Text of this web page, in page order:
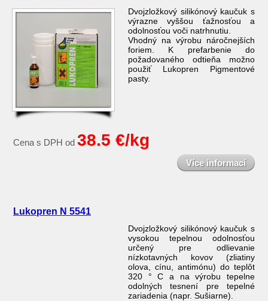
Dvojzložkový silikónový kaučuk s
výrazne vyššou ťažnosťou a
odolnosťou voči natrhnutiu.
Vhodný na výrobu náročnejších
foriem. K prefarbenie do
požadovaného odtieňa možno
použiť Lukopren Pigmentové
pasty.
Cena s DPH od 38.5 €/kg
Více informací
Lukopren N 5541
Dvojzložkový silikónový kaučuk s
vysokou tepelnou odolnosťou
určený pre odlievanie
nízkotavných kovov (zliatiny
olova, cínu, antimónu) do teplôt
320 ° C a na výrobu tepelne
odolných tesnení pre tepelné
zariadenia (napr. Sušiarne).